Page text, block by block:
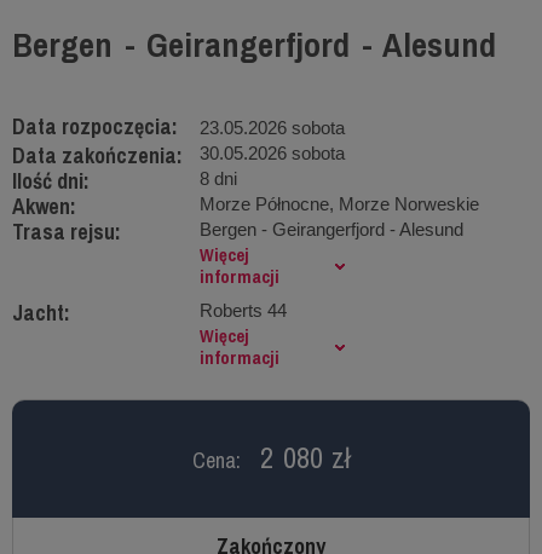
Bergen - Geirangerfjord - Alesund
Data rozpoczęcia: 23.05.2026 sobota
Data zakończenia: 30.05.2026 sobota
Ilość dni: 8 dni
Akwen: Morze Północne, Morze Norweskie
Trasa rejsu: Bergen - Geirangerfjord - Alesund
Więcej
informacji
Jacht: Roberts 44
Więcej
informacji
Cena: 2 080 zł
Zakończony